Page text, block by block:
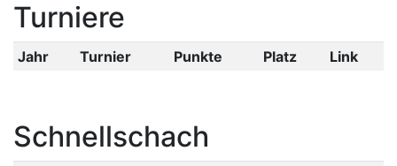
Turniere
Jahr Turnier Punkte Platz Link
Schnellschach